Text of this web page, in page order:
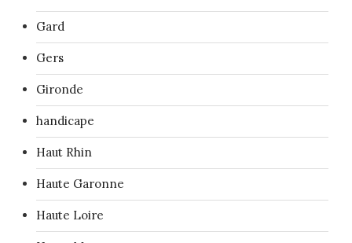
Gard
Gers
Gironde
handicape
Haut Rhin
Haute Garonne
Haute Loire